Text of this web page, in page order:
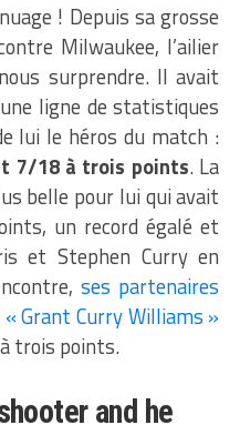
! Depuis sa grosse
Milwaukee, l’ailier
surprendre. Il avait
ligne de statistiques
lui le héros du match :
7/18 à trois points. La
belle pour lui qui avait
un record égalé et
et Stephen Curry en
ses partenaires
Grant Curry Williams »
trois points.
and he